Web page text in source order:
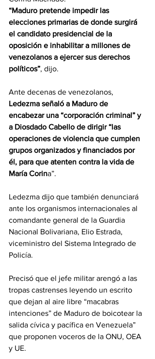
“Maduro pretende impedir las
elecciones primarias de donde surgirá
el candidato presidencial de la
oposición e inhabilitar a millones de
venezolanos a ejercer sus derechos
políticos”, dijo.
Ante decenas de venezolanos,
Ledezma señaló a Maduro de
encabezar una “corporación criminal” y
a Diosdado Cabello de dirigir “las
operaciones de violencia que cumplen
grupos organizados y financiados por
él, para que atenten contra la vida de
María Corina”.
Ledezma dijo que también denunciará
ante los organismos internacionales al
comandante general de la Guardia
Nacional Bolivariana, Elio Estrada,
viceministro del Sistema Integrado de
Policía.
Precisó que el jefe militar arengó a las
tropas castrenses leyendo un escrito
que dejan al aire libre “macabras
intenciones” de Maduro de boicotear la
salida cívica y pacífica en Venezuela”
que proponen voceros de la ONU, OEA
y UE.